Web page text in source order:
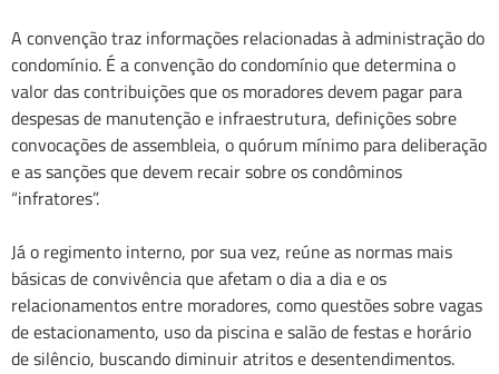
A convenção traz informações relacionadas à administração do
condomínio. É a convenção do condomínio que determina o
valor das contribuições que os moradores devem pagar para
despesas de manutenção e infraestrutura, definições sobre
convocações de assembleia, o quórum mínimo para deliberação
e as sanções que devem recair sobre os condôminos
“infratores”.
Já o regimento interno, por sua vez, reúne as normas mais
básicas de convivência que afetam o dia a dia e os
relacionamentos entre moradores, como questões sobre vagas
de estacionamento, uso da piscina e salão de festas e horário
de silêncio, buscando diminuir atritos e desentendimentos.